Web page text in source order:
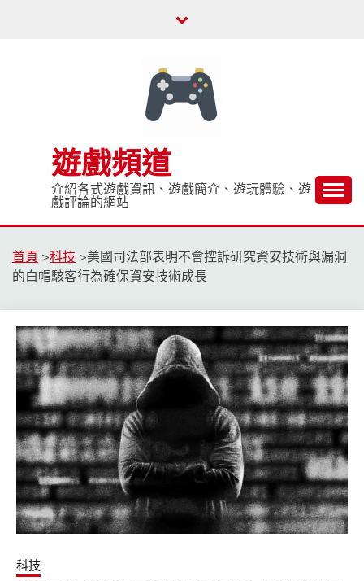
遊戲頻道
介紹各式遊戲資訊、遊戲簡介、遊玩體驗、遊
戲評論的網站
首頁 >科技 >美國司法部表明不會控訴研究資安技術與漏洞
的白帽駭客行為確保資安技術成長
科技